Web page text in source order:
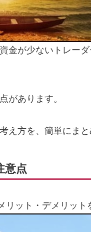
金が少ないトレーダ
があります。
え方を、簡単にまと
意点
ット・デメリット